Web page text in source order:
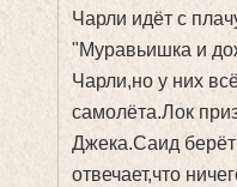
Чарли идёт с
"Муравьишка и
Чарли,но у них
самолёта.Лок
Джека.Саид
отвечает,что